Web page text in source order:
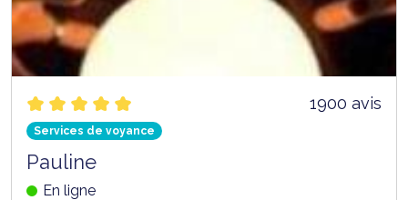
1900 avis
Services de voyance
Pauline
En ligne